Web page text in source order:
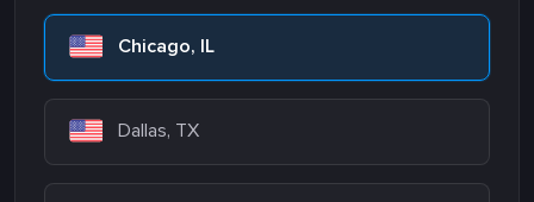
Chicago, IL
Dallas, TX